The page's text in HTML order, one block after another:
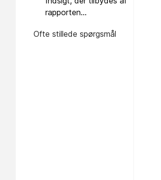
rapporten
trivsel
Ofte stillede spørgsmål